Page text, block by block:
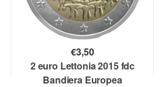
€3,50
2 euro Lettonia 2015 fdc
Bandiera Europea